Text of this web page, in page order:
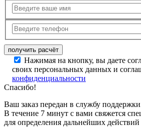
Нажимая на кнопку, вы даете
своих персональных данных и
конфиденциальности
Спасибо!
Ваш заказ передан в службу
В течение 7 минут с вами свяжется
для определения дальнейших действий